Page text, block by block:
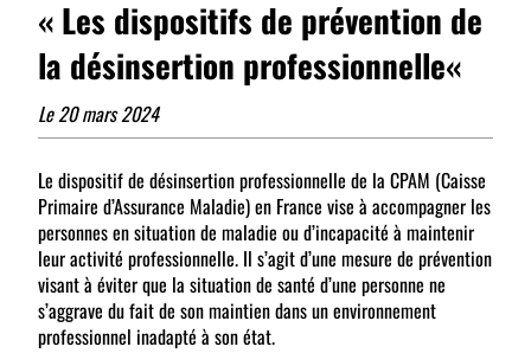
« Les dispositifs de prévention de
la désinsertion professionnelle«
Le 20 mars 2024
Le dispositif de désinsertion professionnelle de la CPAM (Caisse
Primaire d’Assurance Maladie) en France vise à accompagner les
personnes en situation de maladie ou d’incapacité à maintenir
leur activité professionnelle. Il s’agit d’une mesure de prévention
visant à éviter que la situation de santé d’une personne ne
s’aggrave du fait de son maintien dans un environnement
professionnel inadapté à son état.